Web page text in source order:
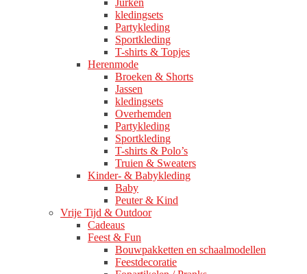
kledingsets
Partykleding
Sportkleding
T-shirts & Topjes
Herenmode
Broeken & Shorts
Jassen
kledingsets
Overhemden
Partykleding
Sportkleding
T-shirts & Polo’s
Truien & Sweaters
Kinder- & Babykleding
Baby
Peuter & Kind
Vrije Tijd & Outdoor
Cadeaus
Feest & Fun
Bouwpakketten en schaalmodellen
Feestdecoratie